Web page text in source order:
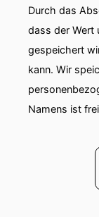
Durch das
dass der Wert
gespeichert
kann. Wir
Namens ist